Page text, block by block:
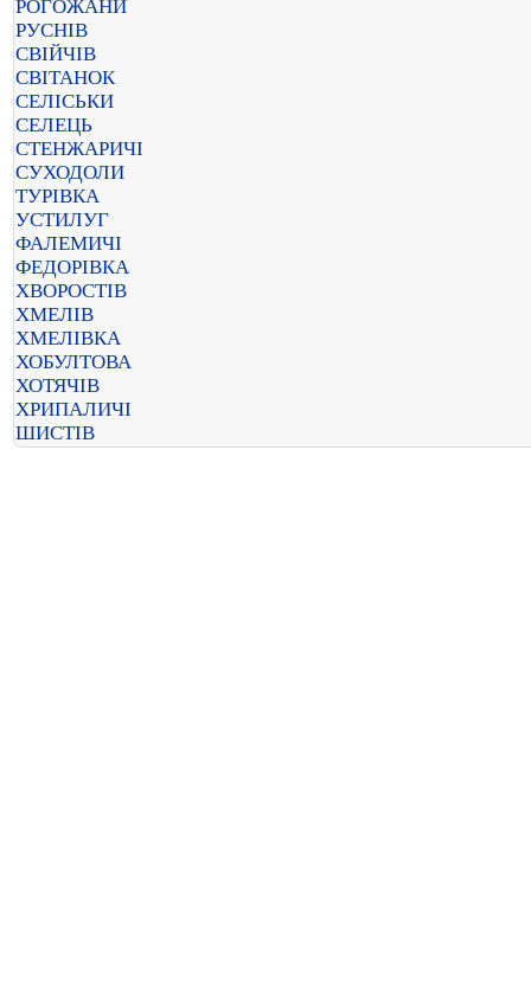
РОГОЖАНИ
РУСНІВ
СВІЙЧІВ
СВІТАНОК
СЕЛІСЬКИ
СЕЛЕЦЬ
СТЕНЖАРИЧІ
СУХОДОЛИ
ТУРІВКА
УСТИЛУГ
ФАЛЕМИЧІ
ФЕДОРІВКА
ХВОРОСТІВ
ХМЕЛІВ
ХМЕЛІВКА
ХОБУЛТОВА
ХОТЯЧІВ
ХРИПАЛИЧІ
ШИСТІВ